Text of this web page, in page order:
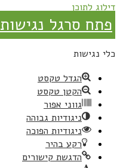
דילוג לתוכן
פתח סרגל נגישות
כלי נגישות
הגדל טקסט
הקטן טקסט
גווני אפור
ניגודיות גבוהה
ניגודיות הפוכה
רקע בהיר
הדגשת קישורים